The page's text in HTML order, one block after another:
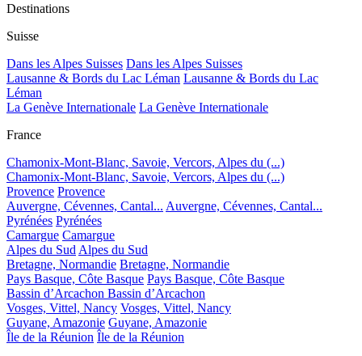
Destinations
Suisse
Dans les Alpes Suisses Dans les Alpes Suisses
Lausanne & Bords du Lac Léman Lausanne & Bords du Lac
Léman
La Genève Internationale La Genève Internationale
France
Chamonix-Mont-Blanc, Savoie, Vercors, Alpes du (...)
Chamonix-Mont-Blanc, Savoie, Vercors, Alpes du (...)
Provence Provence
Auvergne, Cévennes, Cantal... Auvergne, Cévennes, Cantal...
Pyrénées Pyrénées
Camargue Camargue
Alpes du Sud Alpes du Sud
Bretagne, Normandie Bretagne, Normandie
Pays Basque, Côte Basque Pays Basque, Côte Basque
Bassin d’Arcachon Bassin d’Arcachon
Vosges, Vittel, Nancy Vosges, Vittel, Nancy
Guyane, Amazonie Guyane, Amazonie
Île de la Réunion Île de la Réunion